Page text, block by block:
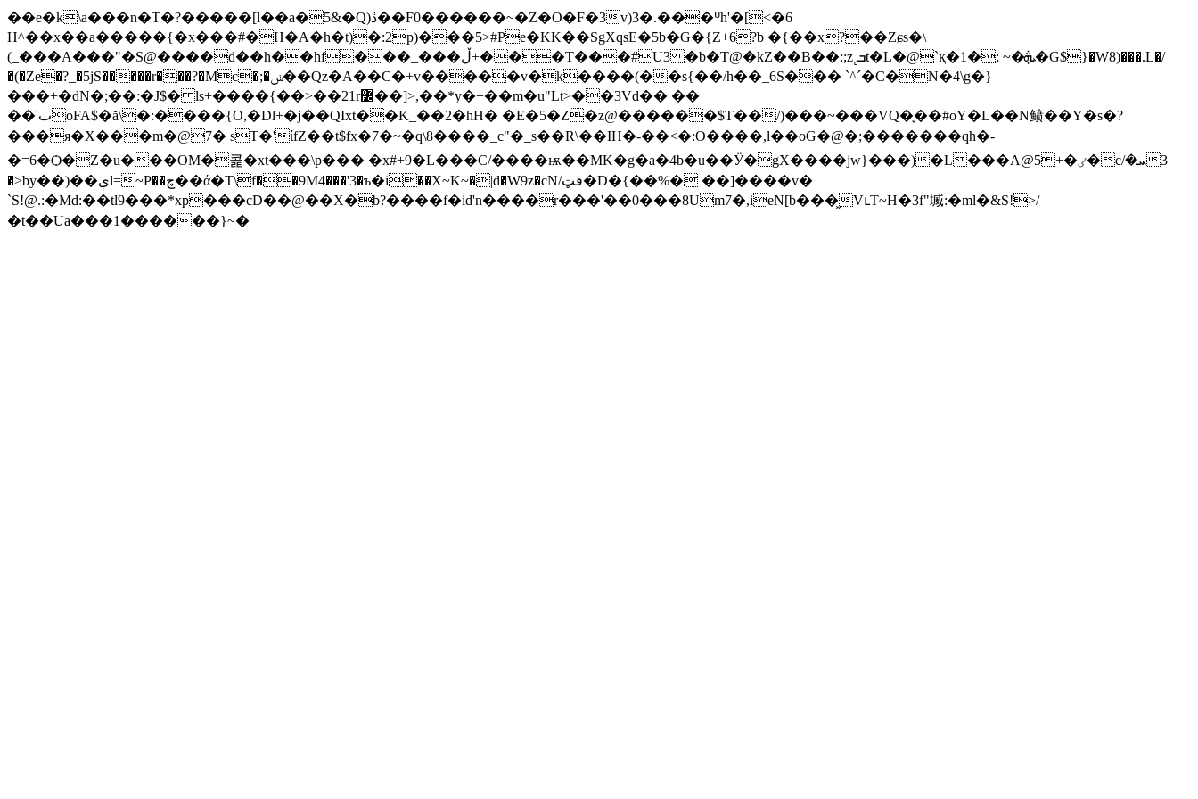
��e�k\a���n�T�?�����[l��a�5&�Q)ڐ��F0������~�Z�O�F�3v)3�.���ᓑh'�[<�6
H^��x��a�����{�x���#�H�A�h�t)�:2p)���5>#Pe�KK��SgXqsE�5b�G�{Z+6?b �{��x?��Zɕs�\
(_���A���"�S@����d��h��hf���_���ڵ+���T���#U3 �b�T@�kZ��B��:;z˻ܒt�L�@`қ�1�; ~�ܞ�G$}�W8)���.L�/
�(�Ze�?_ �5jS�����r���?�Mc�;�ݭ��Qz�A��C�+v�����v�k����(��s{��/h��_6S��� `^´�C�N�4\g�}
���+�dN�;��:�J$� ls+����{��>��21r߼��]>,��*y�+��m�u"Lt˃��3Vd�� ��
��'ٮoFA$�ă\�:����{O,�Dl+�j��QIxt��K_��2�hH� �E�5�Z�z@������$T��/)���~���VQ�֢��#oҮ�L��N鲼��Y�s�?
���я�X���m�@7� sT�'ίfZ��t$fx�7�~�q\8����_c"�_s��R\��IH�-��<�:O����,l��oG�@�;�������qh�-
�=6�Ѻ�Z�u���OM�콡�xt���\p��� �x#+9�L���C/����ѭ��MK�g�a�4b�u��Ӱ�gX����jw}���)�L���A@5+�ٸ�cܚ�/3
�>by��)��ېl=~P��چ��ά�T\f��9M4���'3�ъ�i��X~K~�|d�W9z�cN/ڧټ�D�{��%� ��]����v�
`S!@.:�Md:��tl9���*xp���cD��@��X�b?����f�id'n����r���'��0���8Um7�,ieN[b���͖VւT~H�3f"㙎:�ml�&S!>/
�t��Ua���1������}~�